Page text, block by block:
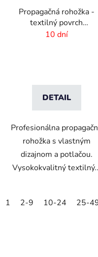
Propagačná rohožka -
textilný povrch
-85x150 cm
10 dní
DETAIL
Profesionálna
rohožka s vlastným
dizajnom a potlačou.
Vysokokvalitný
1 2-9 10-24 25-